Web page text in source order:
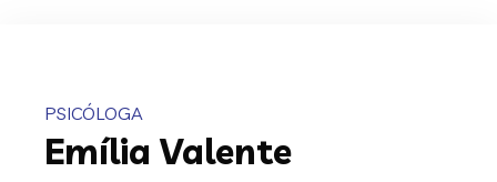
PSICÓLOGA
Emília Valente